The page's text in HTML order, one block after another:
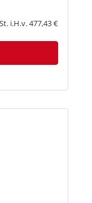
zur
i.H.v. 477,43 €